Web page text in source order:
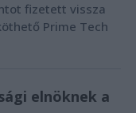
fizetett vissza
Prime Tech
elnöknek a